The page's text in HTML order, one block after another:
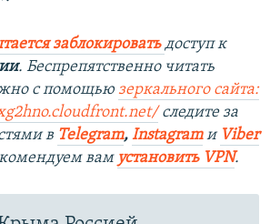
заблокировать доступ к
. Беспрепятственно читать
с помощью зеркального сайта:
следите за
в Telegram, Instagramи Viber
вам установить VPN.